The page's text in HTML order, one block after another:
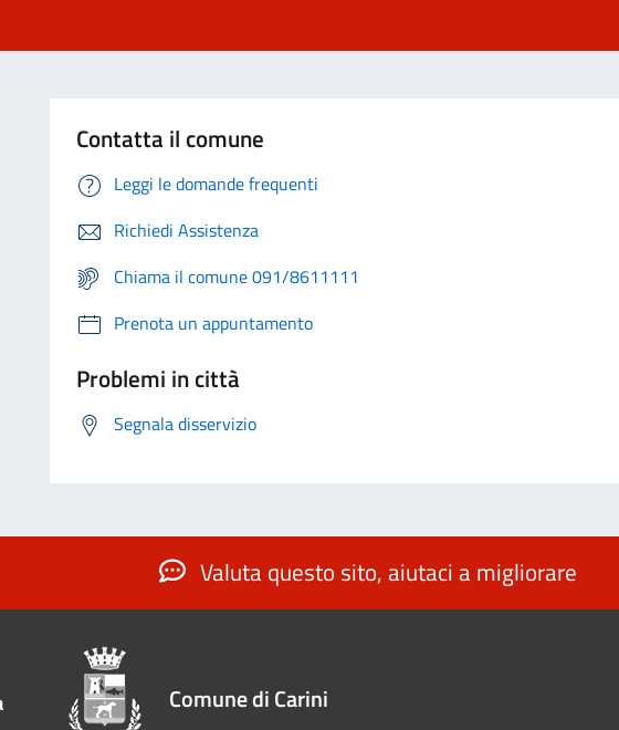
Contatta il comune
Leggi le domande frequenti
Richiedi Assistenza
Chiama il comune 091/8611111
Prenota un appuntamento
Problemi in città
Segnala disservizio
Valuta questo sito, aiutaci a migliorare
Comune di Carini